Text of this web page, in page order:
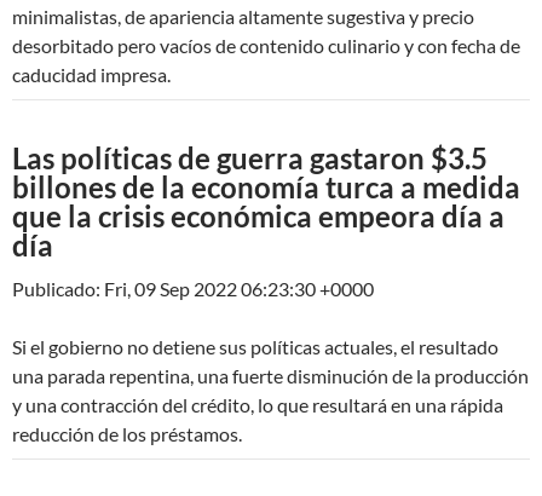
minimalistas, de apariencia altamente sugestiva y precio
desorbitado pero vacíos de contenido culinario y con fecha de
caducidad impresa.
Las políticas de guerra gastaron $3.5
billones de la economía turca a medida
que la crisis económica empeora día a
día
Publicado: Fri, 09 Sep 2022 06:23:30 +0000
Si el gobierno no detiene sus políticas actuales, el resultado
una parada repentina, una fuerte disminución de la producción
y una contracción del crédito, lo que resultará en una rápida
reducción de los préstamos.